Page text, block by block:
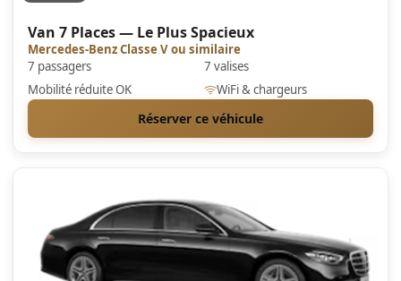
Van 7 Places — Le Plus Spacieux
Mercedes-Benz Classe V ou similaire
7 passagers
7 valises
Mobilité réduite OK
WiFi & chargeurs
Réserver ce véhicule